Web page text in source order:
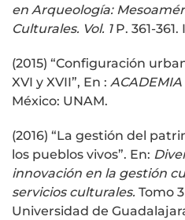
en Arqueología:
Culturales. Vol. 1P. 361-
(2015) “Configuración
XVI y XVII”, En : ACADEMIA
México: UNAM.
(2016) “La gestión del
los pueblos vivos”. En:
innovación en la gestión
servicios culturales. Tomo
Universidad de